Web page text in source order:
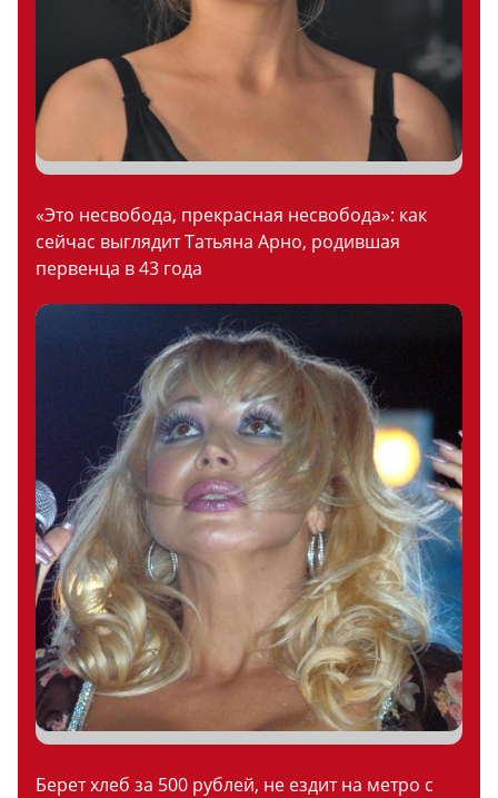
«Это несвобода, прекрасная несвобода»: как
сейчас выглядит Татьяна Арно, родившая
первенца в 43 года
Берет хлеб за 500 рублей, не ездит на метро с